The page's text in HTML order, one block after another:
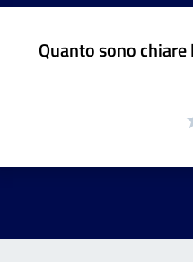
Quanto sono